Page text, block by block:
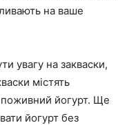
на ваше
увагу на закваски,
містять
поживний йогурт. Ще
йогурт без